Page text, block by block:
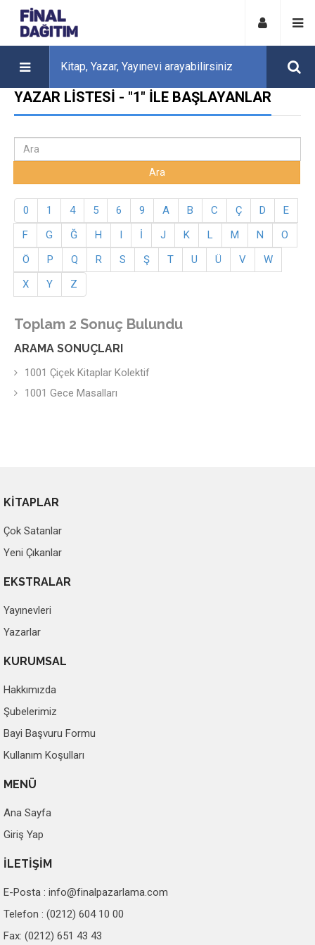
YAZAR LISTESI - "1" ILE BAŞLAYANLAR
0 1 4 5 6 9 A B C Ç D
E
F
G Ğ H I İ J K L M N
O
Ö
P Q R S Ş T U Ü V
W
X
Y Z
Toplam 2 Sonuç Bulundu
ARAMA SONUÇLARI
1001 Çiçek Kitaplar Kolektif
1001 Gece Masalları
KİTAPLAR
Çok Satanlar
Yeni Çıkanlar
EKSTRALAR
Yayınevleri
Yazarlar
KURUMSAL
Hakkımızda
Şubelerimiz
Bayi Başvuru Formu
Kullanım Koşulları
MENÜ
Ana Sayfa
Giriş Yap
İLETİŞİM
E-Posta : info@finalpazarlama.com
Telefon : (0212) 604 10 00
Fax: (0212) 651 43 43